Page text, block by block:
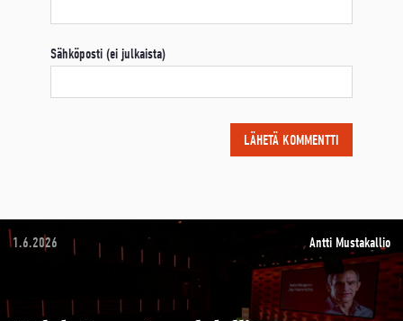
Sähköposti (ei julkaista)
1.6.2026 Antti Mustakallio